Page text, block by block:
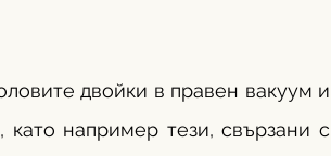
двойки в правен вакуум и
като например тези, свързани с